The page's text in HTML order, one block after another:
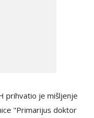
prihvatio je mišljenje
"Primarijus doktor